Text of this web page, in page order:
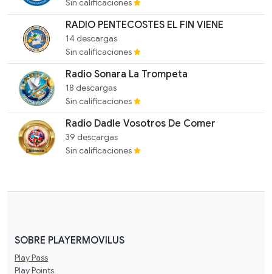
Sin calificaciones
RADIO PENTECOSTES EL FIN VIENE
14 descargas
Sin calificaciones
Radio Sonara La Trompeta
18 descargas
Sin calificaciones
Radio Dadle Vosotros De Comer
39 descargas
Sin calificaciones
SOBRE PLAYERMOVILUS
Play Pass
Play Points